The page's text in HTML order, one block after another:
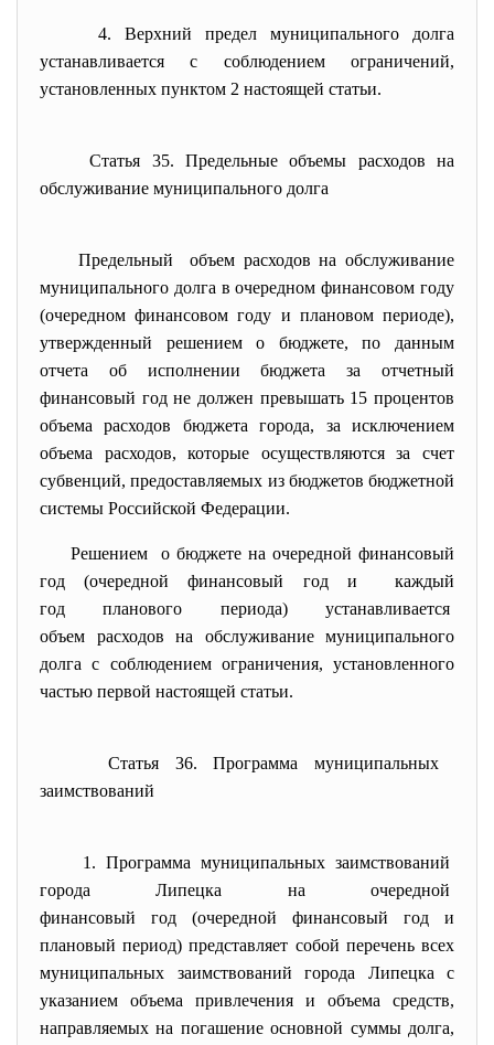
4. Верхний предел муниципального долга
устанавливается с соблюдением ограничений,
установленных пунктом 2 настоящей статьи.
Статья 35. Предельные объемы расходов на
обслуживание муниципального долга
Предельный объем расходов на обслуживание
муниципального долга в очередном финансовом году
(очередном финансовом году и плановом периоде),
утвержденный решением о бюджете, по данным
отчета об исполнении бюджета за отчетный
финансовый год не должен превышать 15 процентов
объема расходов бюджета города, за исключением
объема расходов, которые осуществляются за счет
субвенций, предоставляемых из бюджетов бюджетной
системы Российской Федерации.
Решением о бюджете на очередной финансовый
год (очередной финансовый год и каждый
год планового периода) устанавливается
объем расходов на обслуживание муниципального
долга с соблюдением ограничения, установленного
частью первой настоящей статьи.
Статья 36. Программа муниципальных
заимствований
1. Программа муниципальныхзаимствований
города Липецка на очередной
финансовый год (очередной финансовый год и
плановый период) представляет собой перечень всех
муниципальных заимствований города Липецка с
указанием объема привлечения и объема средств,
направляемых на погашение основной суммы долга,